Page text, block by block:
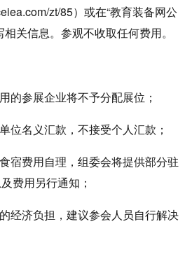
zt/85）或在“教育装备网公
关信息。 参观不收取任何费用。
参展企业将不予分配展位；
名义汇款，不接受个人汇款；
费用自理，组委会将提供部分驻
费用另行通知；
济负担，建议参会人员自行解决